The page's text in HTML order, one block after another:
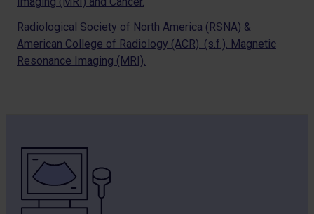
Radiological Society of North America (RSNA) &
American College of Radiology (ACR). (s.f.). Magnetic
Resonance Imaging (MRI).